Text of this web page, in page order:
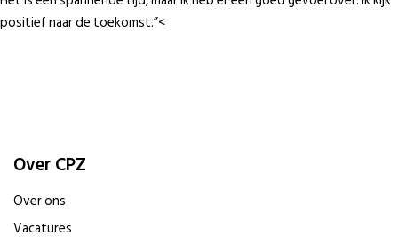
positief naar de toekomst.”<
Over CPZ
Over ons
Vacatures